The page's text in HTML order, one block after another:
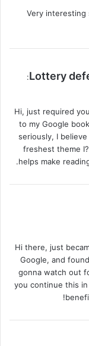
Very
Lottery
:
Hi, just required
to my Google
seriously, I
freshest theme
helps make
Hi there, just
Google, and
gonna watch out
you continue this